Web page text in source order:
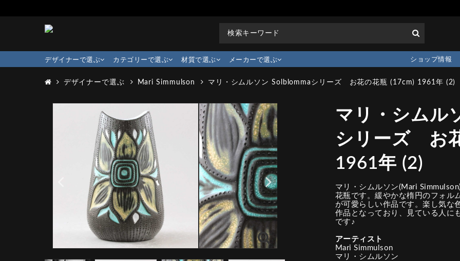
デザイナーで選ぶ カテゴリーで選ぶ 材質で選ぶ メーカーで選ぶ ショップ情報
デザイナーで選ぶ Mari Simmulson マリ・シムルソン Solblommaシリーズ お花の花瓶 (17cm) 1961年 (2)
マリ・シムル
シリーズ お
1961年 (2)
マリ・シムルソン(Mari
花瓶です。緩やかな楕円のフォル
が可愛らしい作品です。楽し気な
作品となっており、見ている人に
です♪
アーティスト
Mari Simmulson
マリ・シムルソン